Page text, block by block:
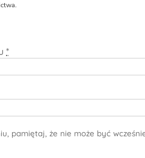
*
pamiętaj, że nie może być